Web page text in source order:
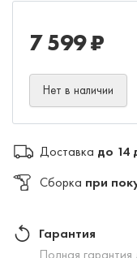
7 599 ₽
Нет в наличии
Доставка до 14
Сборка при
Гарантия
Полная